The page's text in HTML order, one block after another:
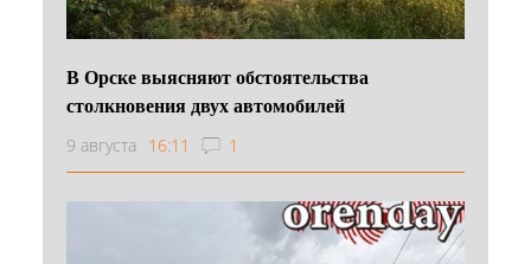
В Орске выясняют обстоятельства
столкновения двух автомобилей
9 августа 16:11 1